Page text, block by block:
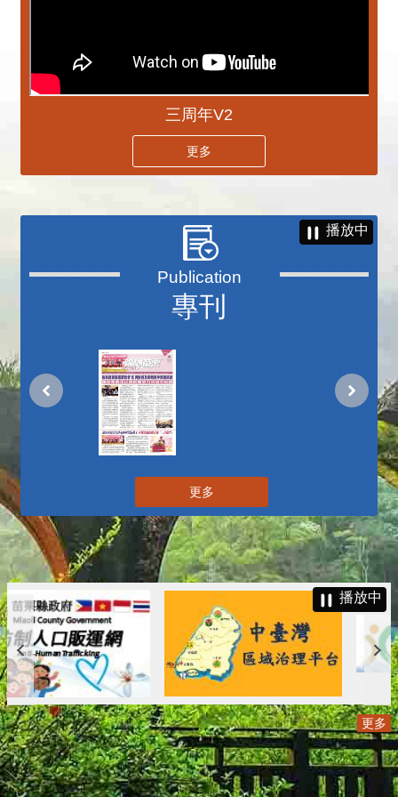
三周年V2
更多
專刊
播放中
更多
播放中
更多